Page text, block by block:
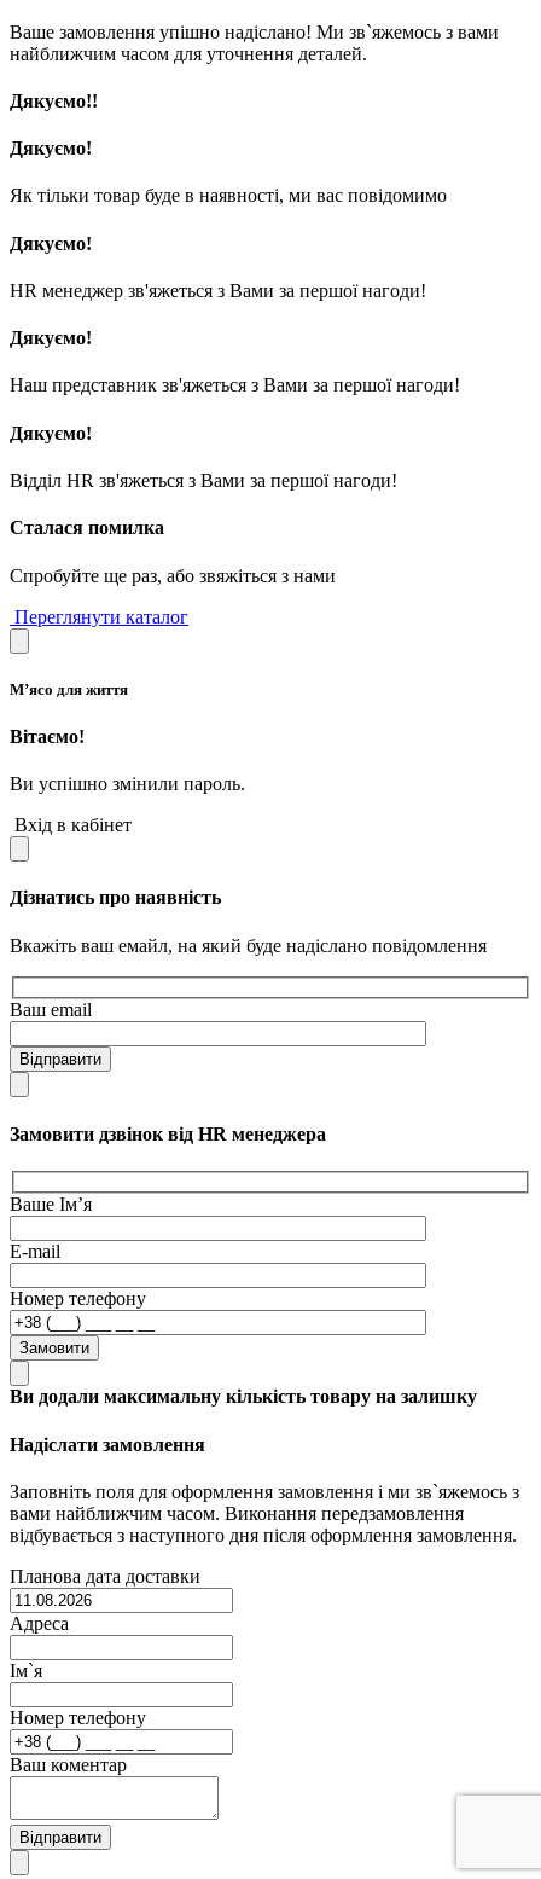
Ваше замовлення упішно надіслано! Ми зв`яжемось з вами
найближчим часом для уточнення деталей.
Дякуємо!!
Дякуємо!
Як тільки товар буде в наявності, ми вас повідомимо
Дякуємо!
HR менеджер зв'яжеться з Вами за першої нагоди!
Дякуємо!
Наш представник зв'яжеться з Вами за першої нагоди!
Дякуємо!
Відділ HR зв'яжеться з Вами за першої нагоди!
Сталася помилка
Спробуйте ще раз, або звяжіться з нами
Переглянути каталог
М’ясо для життя
Вітаємо!
Ви успішно змінили пароль.
Вхід в кабінет
Дізнатись про наявність
Вкажіть ваш емайл, на який буде надіслано повідомлення
Ваш email
Відправити
Замовити дзвінок від HR менеджера
Ваше Ім’я
E-mail
Номер телефону
Замовити
Ви додали максимальну кількість товару на залишку
Надіслати замовлення
Заповніть поля для оформлення замовлення і ми зв`яжемось з
вами найближчим часом. Виконання передзамовлення
відбувається з наступного дня після оформлення замовлення.
Планова дата доставки
Адреса
Ім`я
Номер телефону
Ваш коментар
Відправити